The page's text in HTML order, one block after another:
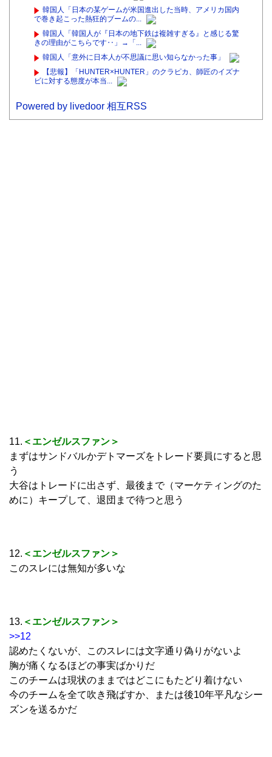
韓国人「日本の某ゲームが米国進出した当時、アメリカ国内
で巻き起こった熱狂的ブームの...
韓国人「韓国人が『日本の地下鉄は複雑すぎる』と感じる驚
きの理由がこちらです‥」→「...
韓国人「意外に日本人が不思議に思い知らなかった事」
【悲報】「HUNTER×HUNTER」のクラピカ、師匠のイズナ
ビに対する態度が本当...
Powered by livedoor 相互RSS
11. ＜エンゼルスファン＞
まずはサンドバルかデトマーズをトレード要員にすると思
う
大谷はトレードに出さず、最後まで（マーケティングのた
めに）キープして、退団まで待つと思う
12. ＜エンゼルスファン＞
このスレには無知が多いな
13. ＜エンゼルスファン＞
>>12
認めたくないが、このスレには文字通り偽りがないよ
胸が痛くなるほどの事実ばかりだ
このチームは現状のままではどこにもたどり着けない
今のチームを全て吹き飛ばすか、または後10年平凡なシー
ズンを送るかだ